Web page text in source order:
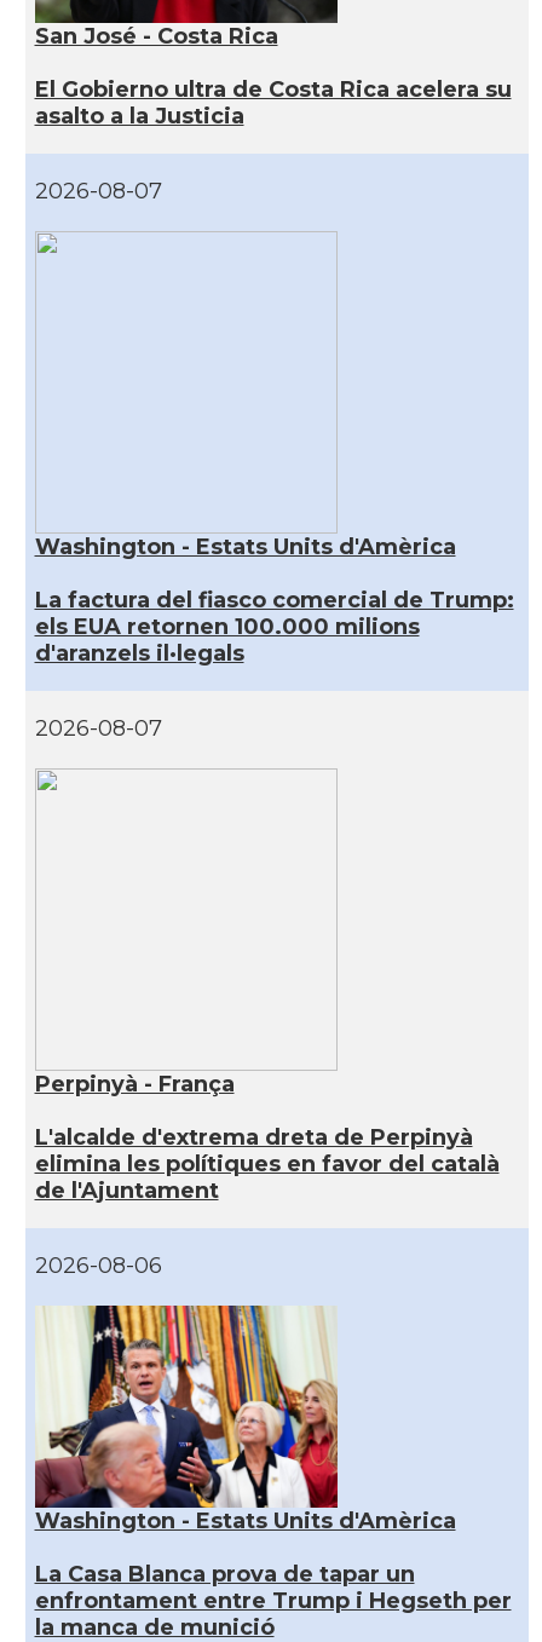
San José - Costa Rica
El Gobierno ultra de Costa Rica acelera su
asalto a la Justicia
2026-08-07
Washington - Estats Units d'Amèrica
La factura del fiasco comercial de Trump:
els EUA retornen 100.000 milions
d'aranzels il·legals
2026-08-07
Perpinyà - França
L'alcalde d'extrema dreta de Perpinyà
elimina les polítiques en favor del català
de l'Ajuntament
2026-08-06
Washington - Estats Units d'Amèrica
La Casa Blanca prova de tapar un
enfrontament entre Trump i Hegseth per
la manca de munició